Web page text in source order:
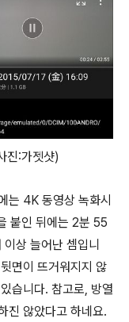
진:가젯샷)
는 4K 동영상 녹화시
붙인 뒤에는 2분 55
상 늘어난 셈입니
면이 뜨거워지지 않
습니다. 참고로, 방열
진 않았다고 하네요.